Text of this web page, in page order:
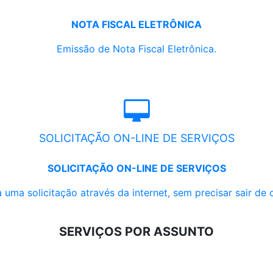
NOTA FISCAL ELETRÔNICA
Emissão de Nota Fiscal Eletrônica.
SOLICITAÇÃO ON-LINE DE SERVIÇOS
SOLICITAÇÃO ON-LINE DE SERVIÇOS
uma solicitação através da internet, sem precisar sair de
SERVIÇOS POR ASSUNTO